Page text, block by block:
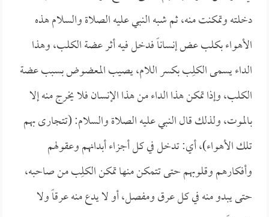
دخلته وتمكنت منه، ثم شبه النبي عليه الصلاة والسلام هذه
الأهواء بكلب عض إنساناً فدخل فيه أثر عضة الكلب، وهذا
الداء يسمى الكلِب بكسر اللام، يصيب المعضوض بسبب عضة
الكلب، وإذا تمكن هذا الداء من هذا الإنسان فلا يخرج منه إلا
بالموت، ولذلك قال النبي عليه الصلاة والسلام: (تتجارى بهم
تلك الأهواء)، أي: تدخل في كل أجزاء أبدانهم وعقولهم
وأفكارهم وقلوبهم حتى تتمكن منها تمكن الكلِب من صاحبه،
حتى يبدو منه في كل عرق ومفصل، أو لا يدع منه عرقاً ولا